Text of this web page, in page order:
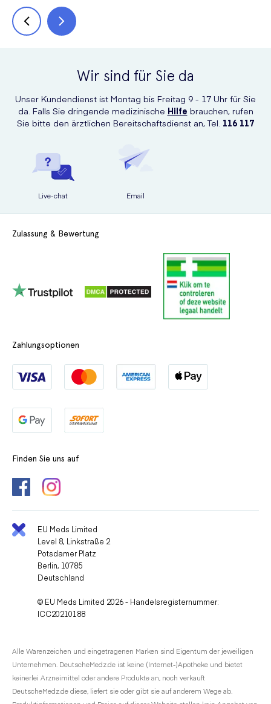
Wir sind für Sie da
Unser Kundendienst ist Montag bis Freitag 9 - 17 Uhr für Sie
da. Falls Sie dringende medizinische Hilfe brauchen, rufen
Sie bitte den ärztlichen Bereitschaftsdienst an, Tel. 116 117
Live-chat Email
Zulassung & Bewertung
Zahlungsoptionen
Finden Sie uns auf
EU Meds Limited
Level 8, Linkstraße 2
Potsdamer Platz
Berlin, 10785
Deutschland
© EU Meds Limited 2026 - Handelsregisternummer:
ICC20210188
Alle Warenzeichen und eingetragenen Marken sind Eigentum der jeweiligen
Unternehmen. DeutscheMedz.de ist keine (Internet-)Apotheke und bietet
keinerlei Arzneimittel oder andere Produkte an, noch verkauft
DeutscheMedz.de diese, liefert sie oder gibt sie auf anderem Wege ab.